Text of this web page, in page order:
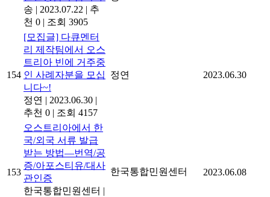
송 | 2023.07.22 | 추
천 0 | 조회 3905
154
[모집글] 다큐멘터
리 제작팀에서 오스
트리아 빈에 거주중
인 사례자분을 모십
니다~!
정연 | 2023.06.30 |
추천 0 | 조회 4157
정연 2023.06.30
153
오스트리아에서 한
국/외국 서류 발급
받는 방법―번역/공
증/아포스티유/대사
관인증
한국통합민원센터 |
한국통합민원센터 2023.06.08